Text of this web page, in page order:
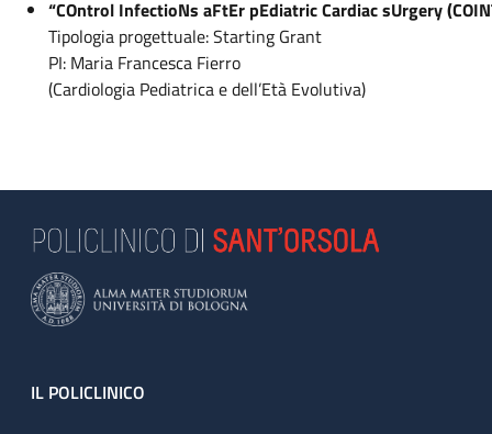
“COntrol InfectioNs aFtEr pEdiatric Cardiac sUrgery
Tipologia progettuale: Starting Grant
PI: Maria Francesca Fierro
(Cardiologia Pediatrica e dell’Età Evolutiva)
Footer
IL POLICLINICO